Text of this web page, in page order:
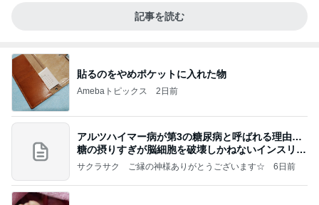
記事を読む
貼るのをやめポケットに入れた物
Amebaトピックス 2日前
アルツハイマー病が第3の糖尿病と呼ばれる理由…
糖の摂りすぎが脳細胞を破壊しかねないインスリン
の恐
サクラサク ご縁の神様ありがとうございます☆ 6日前